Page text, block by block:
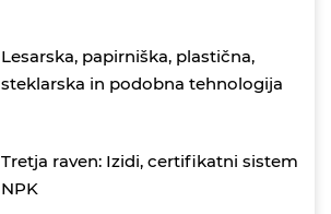
Lesarska, papirniška, plastična,
steklarska in podobna tehnologija
Tretja raven: Izidi, certifikatni sistem
NPK